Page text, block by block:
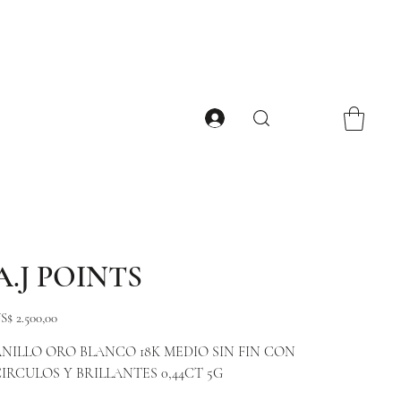
POINTS
2.500,00
ORO BLANCO 18K MEDIO SIN FIN CON
Y BRILLANTES 0,44CT 5G